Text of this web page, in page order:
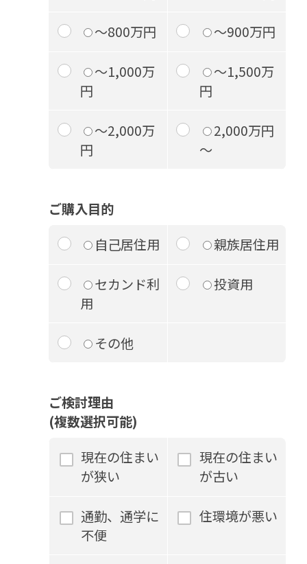
～800万円 ～900万円
～1,000万
円
～1,500万
円
～2,000万
円
2,000万円
～
ご購入目的
自己居住用
親族居住用
セカンド利
用
投資用
その他
ご検討理由
(複数選択可能)
現在の住まい
が狭い
現在の住まい
が古い
通勤、通学に
不便
住環境が悪い